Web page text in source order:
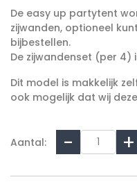
De easy up partytent
zijwanden, optioneel
bijbestellen.
De zijwandenset (per 4)
Dit model is makkelijk
ook mogelijk dat wij
Aantal: